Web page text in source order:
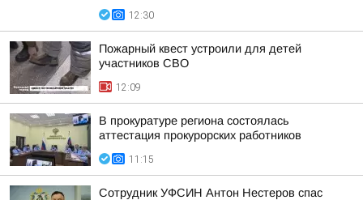
12:30
Пожарный квест устроили для детей
участников СВО
12:09
В прокуратуре региона состоялась
аттестация прокурорских работников
11:15
Сотрудник УФСИН Антон Нестеров спас